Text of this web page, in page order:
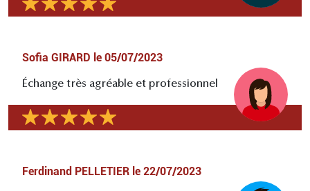
Sofia GIRARD le 05/07/2023
Échange très agréable et professionnel
Ferdinand PELLETIER le 22/07/2023